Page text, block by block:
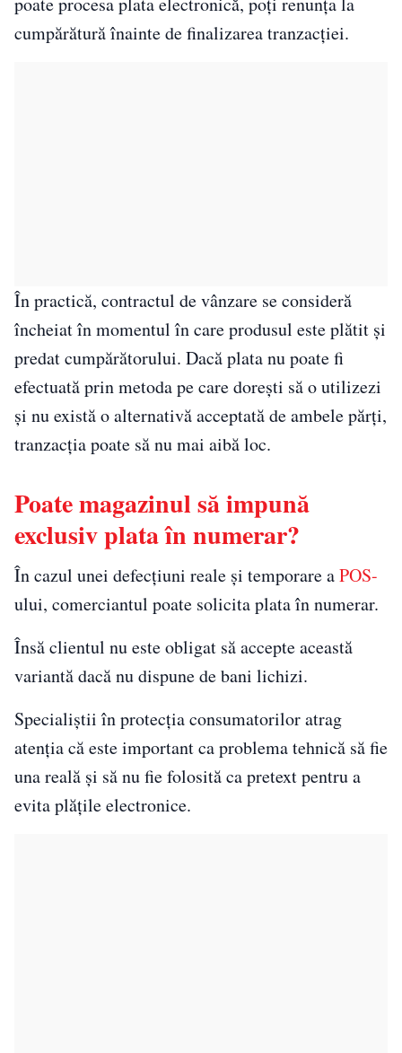
cumpărătură înainte de finalizarea tranzacției.
În practică, contractul de vânzare se consideră
încheiat în momentul în care produsul este plătit și
predat cumpărătorului. Dacă plata nu poate fi
efectuată prin metoda pe care dorești să o utilizezi
și nu există o alternativă acceptată de ambele părți,
tranzacția poate să nu mai aibă loc.
Poate magazinul să impună
exclusiv plata în numerar?
În cazul unei defecțiuni reale și temporare aPOS-
ului, comerciantul poate solicita plata în numerar.
Însă clientul nu este obligat să accepte această
variantă dacă nu dispune de bani lichizi.
Specialiștii în protecția consumatorilor atrag
atenția că este important ca problema tehnică să fie
una reală și să nu fie folosită ca pretext pentru a
evita plățile electronice.